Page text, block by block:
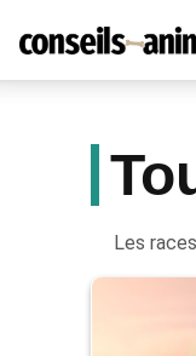
Les